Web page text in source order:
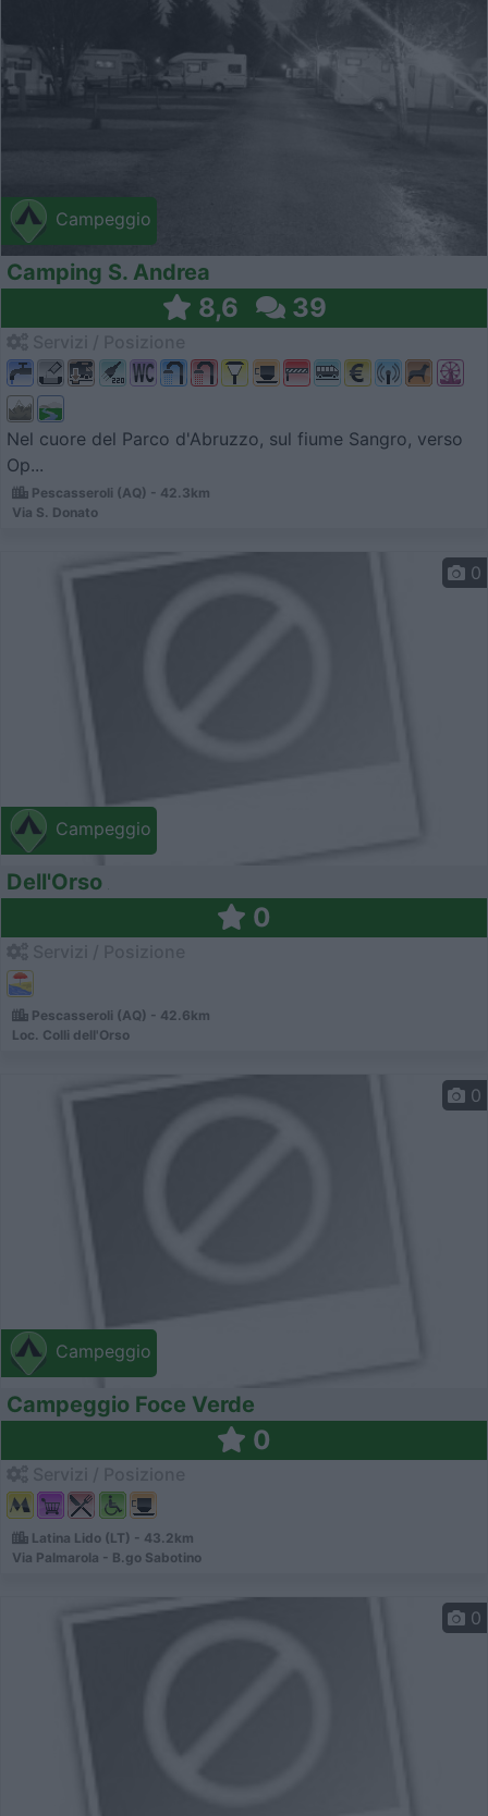
Campeggio
Camping S. Andrea
8,6 39
Nel cuore del Parco d'Abruzzo, sul fiume Sangro, verso
Op...
Pescasseroli (AQ) - 42.3km
Via S. Donato
Campeggio
0
Dell'Orso
0
Pescasseroli (AQ) - 42.6km
Loc. Colli dell'Orso
Campeggio
0
Campeggio Foce Verde
0
Latina Lido (LT) - 43.2km
Via Palmarola - B.go Sabotino
0